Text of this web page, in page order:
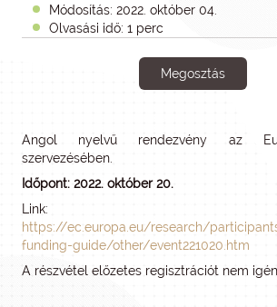
Módosítás: 2022. október 04.
Olvasási idő: 1 perc
Megosztás
Angol nyelvű rendezvény az
szervezésében.
Időpont: 2022. október 20.
Link:
https://ec.europa.eu/research/
funding-guide/other/event221020.htm
A részvétel előzetes regisztrációt nem